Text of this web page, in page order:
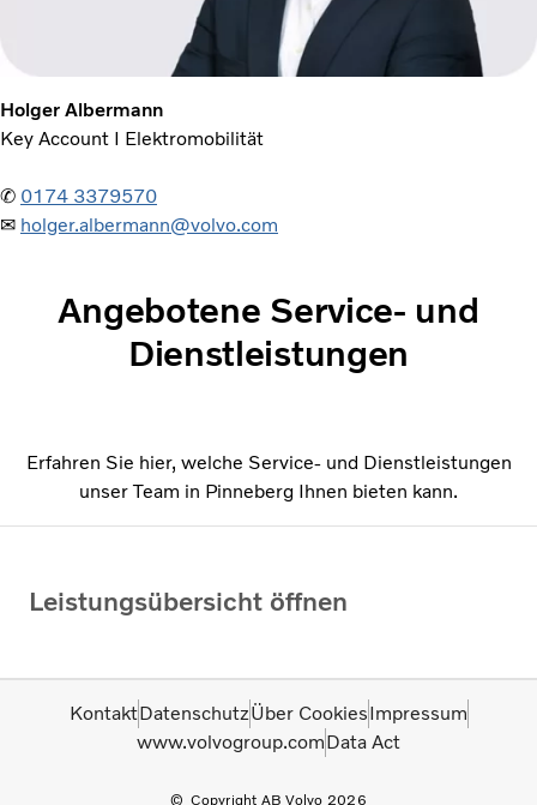
Holger Albermann
Key Account I Elektromobilität
✆ 0174 3379570
✉ holger.albermann@volvo.com
Angebotene Service- und
Dienstleistungen
Erfahren Sie hier, welche Service- und Dienstleistungen
unser Team in Pinneberg Ihnen bieten kann.
Leistungsübersicht öffnen
Copyright AB Volvo 2026
KontaktDatenschutzÜber CookiesImpressum
www.volvogroup.comData Act